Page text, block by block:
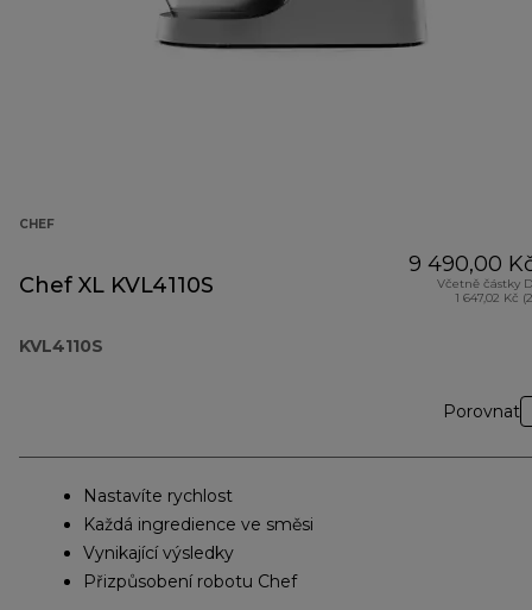
CHEF
Chef XL KVL4110S
KVL4110S
9 490,00
Včetně částky
1 647,02 Kč
Porovnat
Nastavíte rychlost
Každá ingredience ve směsi
Vynikající výsledky
Přizpůsobení robotu Chef